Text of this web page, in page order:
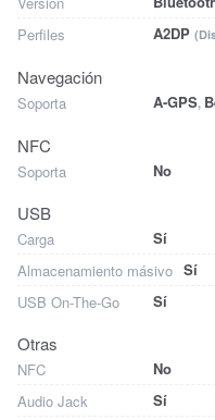
Perfiles
A2DP
Navegación
Soporta A-GPS,
NFC
Soporta No
USB
Carga
Sí
Almacenamiento másivo Sí
USB On-The-Go
Sí
Otras
NFC
No
Audio Jack
Sí